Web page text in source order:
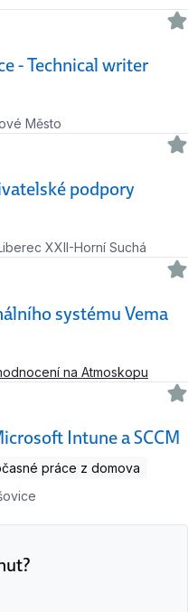
- Technical writer
Město
podpory
XXII-Horní Suchá
systému Vema
na Atmoskopu
Intune a SCCM
práce z domova